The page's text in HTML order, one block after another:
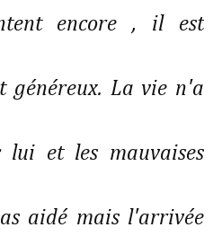
encore , il est
généreux. La vie n'a
lui et les mauvaises
aidé mais l'arrivée